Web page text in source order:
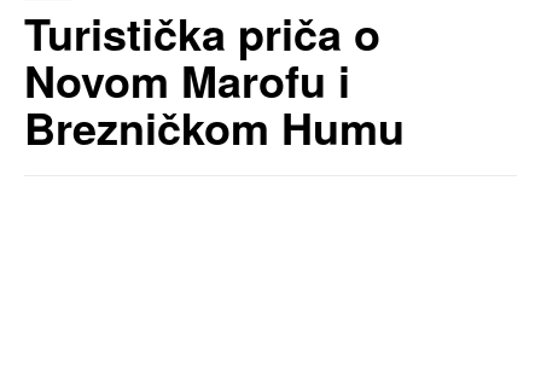
Turistička priča o
Novom Marofu i
Brezničkom Humu